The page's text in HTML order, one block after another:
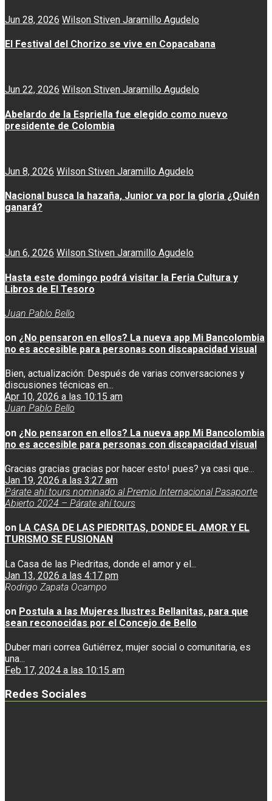
Jun 28, 2026 Wilson Stiven Jaramillo Agudelo
El Festival del Chorizo se vive en Copacabana
Jun 22, 2026 Wilson Stiven Jaramillo Agudelo
Abelardo de la Espriella fue elegido como nuevo
presidente de Colombia
Jun 8, 2026 Wilson Stiven Jaramillo Agudelo
Nacional busca la hazaña, Junior va por la gloria ¿Quién
ganará?
Jun 6, 2026 Wilson Stiven Jaramillo Agudelo
Hasta este domingo podrá visitar la Feria Cultura y
Libros de El Tesoro
Juan Pablo Bello
on ¿No pensaron en ellos? La nueva app Mi Bancolombia
no es accesible para personas con discapacidad visual
Bien, actualización: Después de varias conversaciones y
discusiones técnicas en...
Apr 10, 2026 a las 10:15 am
Juan Pablo Bello
on ¿No pensaron en ellos? La nueva app Mi Bancolombia
no es accesible para personas con discapacidad visual
Gracias gracias gracias por hacer esto! pues? ya casi que...
Jan 19, 2026 a las 3:27 am
Párate ahí tours nominado al Premio Internacional Pasaporte
Abierto 2024 – Párate ahí tours
on LA CASA DE LAS PIEDRITAS, DONDE EL AMOR Y EL
TURISMO SE FUSIONAN
La Casa de las Piedritas, donde el amor y el...
Jan 13, 2026 a las 4:17 pm
Rodrigo Zapata Ocampo
on Postula a las Mujeres Ilustres Bellanitas, para que
sean reconocidas por el Concejo de Bello
Duber mari correa Gutiérrez, mujer social o comunitaria, es
una...
Feb 17, 2024 a las 10:15 am
Redes Sociales